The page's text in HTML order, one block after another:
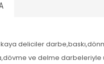
deliciler
ve delme darbeleriyle